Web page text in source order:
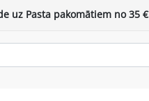
uz Pasta pakomātiem no 35 €